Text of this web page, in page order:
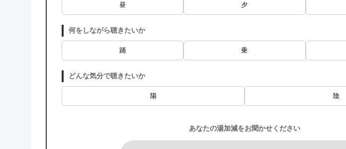
昼 夕
何をしながら聴きたいか
踊 乗
どんな気分で聴きたいか
陽 陰
あなたの湯加減をお聞かせください